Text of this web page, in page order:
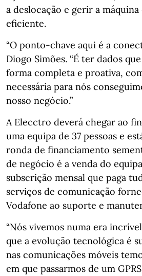
a deslocação e gerir a
eficiente.
“O ponto-chave aqui é a
Diogo Simões. “É ter dados
forma completa e proativa,
necessária para nós
nosso negócio.”
A Elecctro deverá chegar ao
uma equipa de 37 pessoas e
ronda de financiamento
de negócio é a venda do
subscrição mensal que paga
serviços de comunicação
Vodafone ao suporte e
“Nós vivemos numa era
que a evolução tecnológica é
nas comunicações móveis
em que passarmos de um